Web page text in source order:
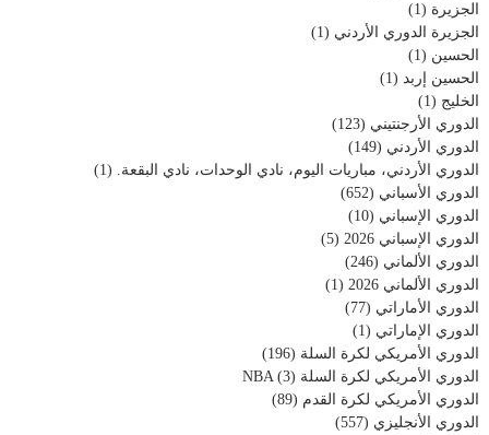
الجزيرة (1)
الجزيرة الدوري الأردني (1)
الحسين (1)
الحسين إربد (1)
الخليج (1)
الدوري الأرجنتيني (123)
الدوري الأردني (149)
الدوري الأردني، مباريات اليوم، نادي الوحدات، نادي البقعة. (1)
الدوري الأسباني (652)
الدوري الإسباني (10)
الدوري الإسباني 2026
(5)
الدوري الألماني (246)
الدوري الألماني 2026
(1)
الدوري الأماراتي (77)
الدوري الإماراتي (1)
الدوري الأمريكي لكرة السلة (196)
الدوري الأمريكي لكرة السلة NBA (3)
الدوري الأمريكي لكرة القدم (89)
الدوري الأنجليزي (557)